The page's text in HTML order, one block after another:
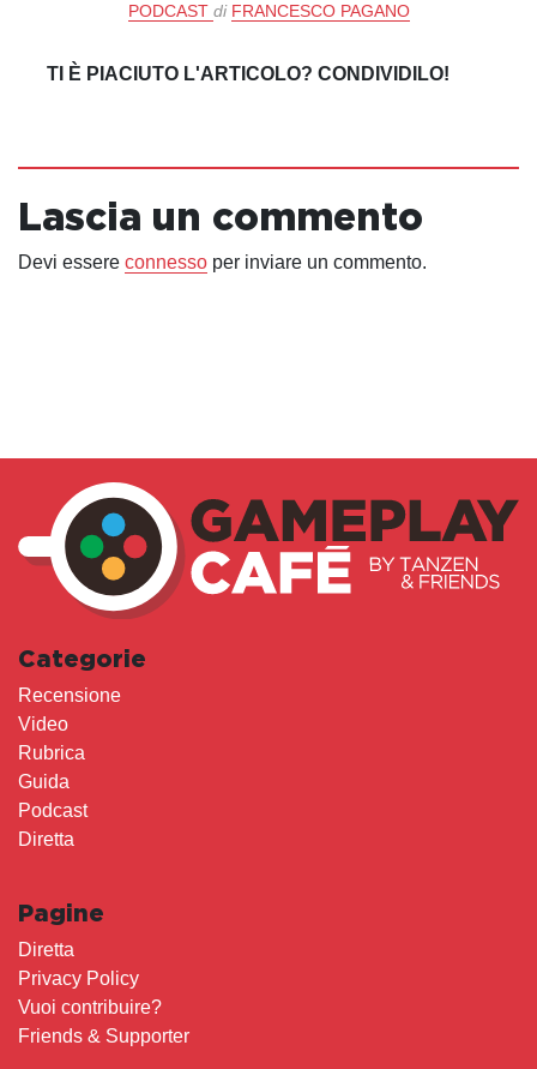
PODCAST di FRANCESCO PAGANO
TI È PIACIUTO L'ARTICOLO? CONDIVIDILO!
Lascia un commento
Devi essere connesso per inviare un commento.
Categorie
Recensione
Video
Rubrica
Guida
Podcast
Diretta
Pagine
Diretta
Privacy Policy
Vuoi contribuire?
Friends & Supporter